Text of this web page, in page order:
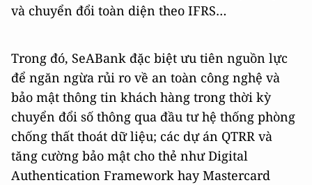
và chuyển đổi toàn diện theo IFRS…
Trong đó, SeABank đặc biệt ưu tiên nguồn lực
để ngăn ngừa rủi ro về an toàn công nghệ và
bảo mật thông tin khách hàng trong thời kỳ
chuyển đổi số thông qua đầu tư hệ thống phòng
chống thất thoát dữ liệu; các dự án QTRR và
tăng cường bảo mật cho thẻ như Digital
Authentication Framework hay Mastercard